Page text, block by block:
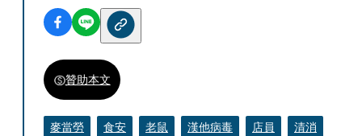
贊助本文
麥當勞 食安 老鼠 漢他病毒 店員 清消